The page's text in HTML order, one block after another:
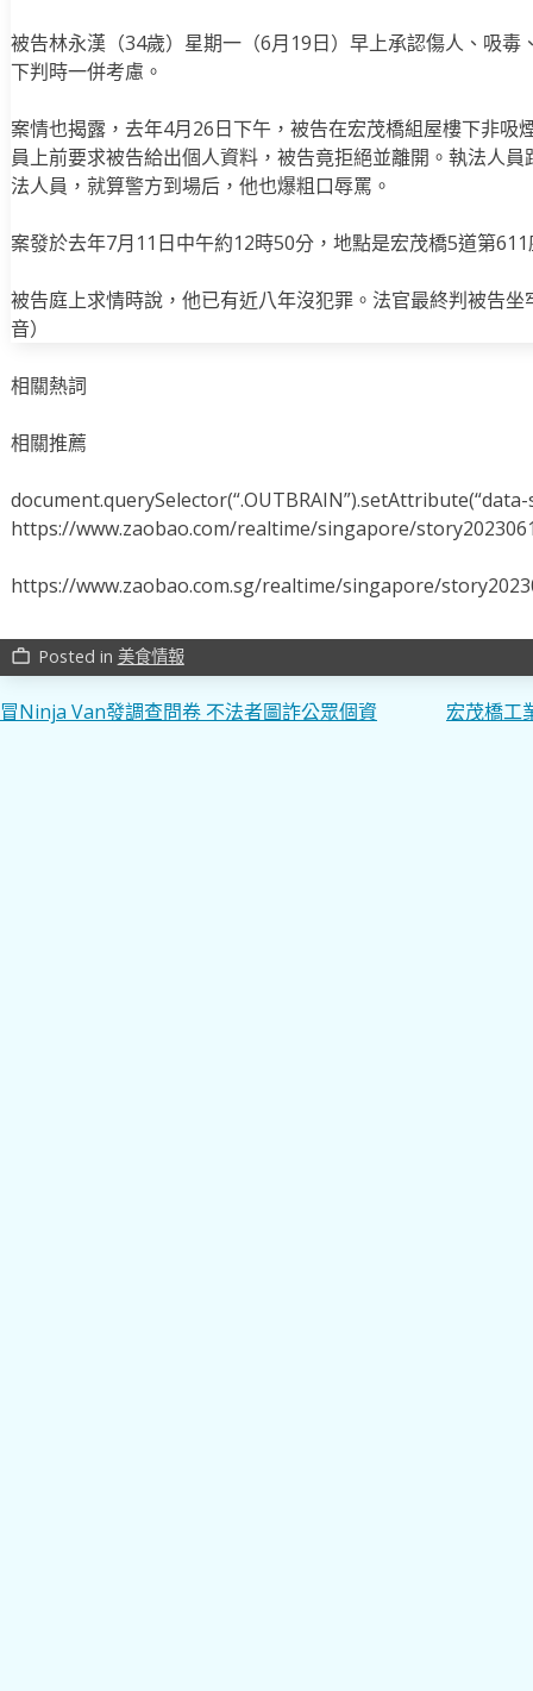
被告林永漢（34歲）星期一（6月19日）早上承認傷人、吸毒
下判時一併考慮。
案情也揭露，去年4月26日下午，被告在宏茂橋組屋樓下非吸
員上前要求被告給出個人資料，被告竟拒絕並離開。執法人
法人員，就算警方到場后，他也爆粗口辱罵。
案發於去年7月11日中午約12時50分，地點是宏茂橋5道第
被告庭上求情時說，他已有近八年沒犯罪。法官最終判被告
音）
相關熱詞
相關推薦
document.querySelector(“.OUTBRAIN”).setAttribute(“data-
https://www.zaobao.com/realtime/singapore/
https://www.zaobao.com.sg/realtime/singapore/
work_outline Posted in 美食情報
文
冒Ninja Van發調查問卷 不法者圖詐公眾個資 宏茂橋工